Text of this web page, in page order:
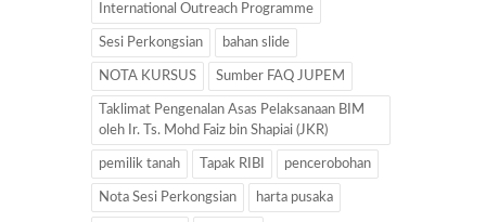
International Outreach Programme
Sesi Perkongsian bahan slide
NOTA KURSUS Sumber FAQ JUPEM
Taklimat Pengenalan Asas Pelaksanaan BIM
oleh Ir. Ts. Mohd Faiz bin Shapiai (JKR)
pemilik tanah Tapak RIBI pencerobohan
Nota Sesi Perkongsian harta pusaka